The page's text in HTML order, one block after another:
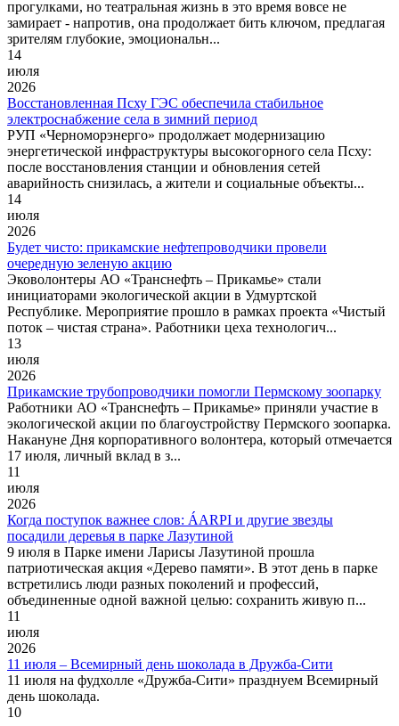
прогулками, но театральная жизнь в это время вовсе не
замирает - напротив, она продолжает бить ключом, предлагая
зрителям глубокие, эмоциональн...
14
июля
2026
Восстановленная Псху ГЭС обеспечила стабильное
электроснабжение села в зимний период
РУП «Черноморэнерго» продолжает модернизацию
энергетической инфраструктуры высокогорного села Псху:
после восстановления станции и обновления сетей
аварийность снизилась, а жители и социальные объекты...
14
июля
2026
Будет чисто: прикамские нефтепроводчики провели
очередную зеленую акцию
Эковолонтеры АО «Транснефть – Прикамье» стали
инициаторами экологической акции в Удмуртской
Республике. Мероприятие прошло в рамках проекта «Чистый
поток – чистая страна». Работники цеха технологич...
13
июля
2026
Прикамские трубопроводчики помогли Пермскому зоопарку
Работники АО «Транснефть – Прикамье» приняли участие в
экологической акции по благоустройству Пермского зоопарка.
Накануне Дня корпоративного волонтера, который отмечается
17 июля, личный вклад в з...
11
июля
2026
Когда поступок важнее слов: ÁARPI и другие звезды
посадили деревья в парке Лазутиной
9 июля в Парке имени Ларисы Лазутиной прошла
патриотическая акция «Дерево памяти». В этот день в парке
встретились люди разных поколений и профессий,
объединенные одной важной целью: сохранить живую п...
11
июля
2026
11 июля – Всемирный день шоколада в Дружба-Сити
11 июля на фудхолле «Дружба-Сити» празднуем Всемирный
день шоколада.
10